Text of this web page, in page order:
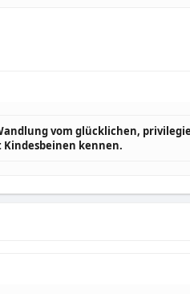
vom glücklichen,
Kindesbeinen kennen.